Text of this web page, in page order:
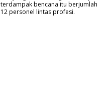
terdampak bencana itu berjumlah
12 personel lintas profesi.